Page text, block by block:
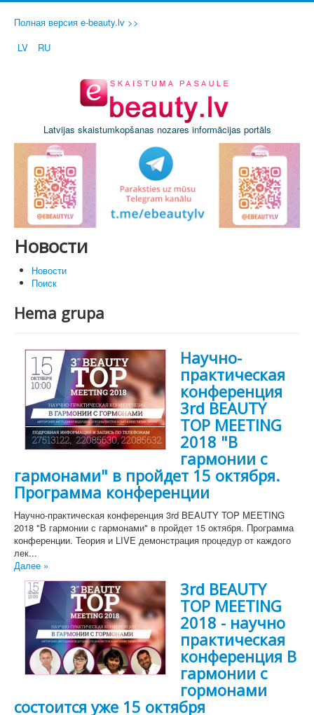
Полная версия e-beauty.lv >>
LV
RU
Latvijas skaistumkopšanas nozares informācijas portāls
Новости
Новости
Поиск
Hema grupa
Научно-
практическая
конференция
3rd BEAUTY
TOP MEETING
2018 "В
гармонии с
гармонами" в пройдет 15 октября.
Программа конференции
Научно-практическая конференция 3rd BEAUTY TOP MEETING
2018 "В гармонии с гармонами" в пройдет 15 октября. Программа
конференции. Теория и LIVE демонстрация процедур от каждого
лек...
Далее »
3rd BEAUTY
TOP MEETING
2018 - научно
практическая
конференция В
гармонии с
гормонами
состоится уже 15 октября